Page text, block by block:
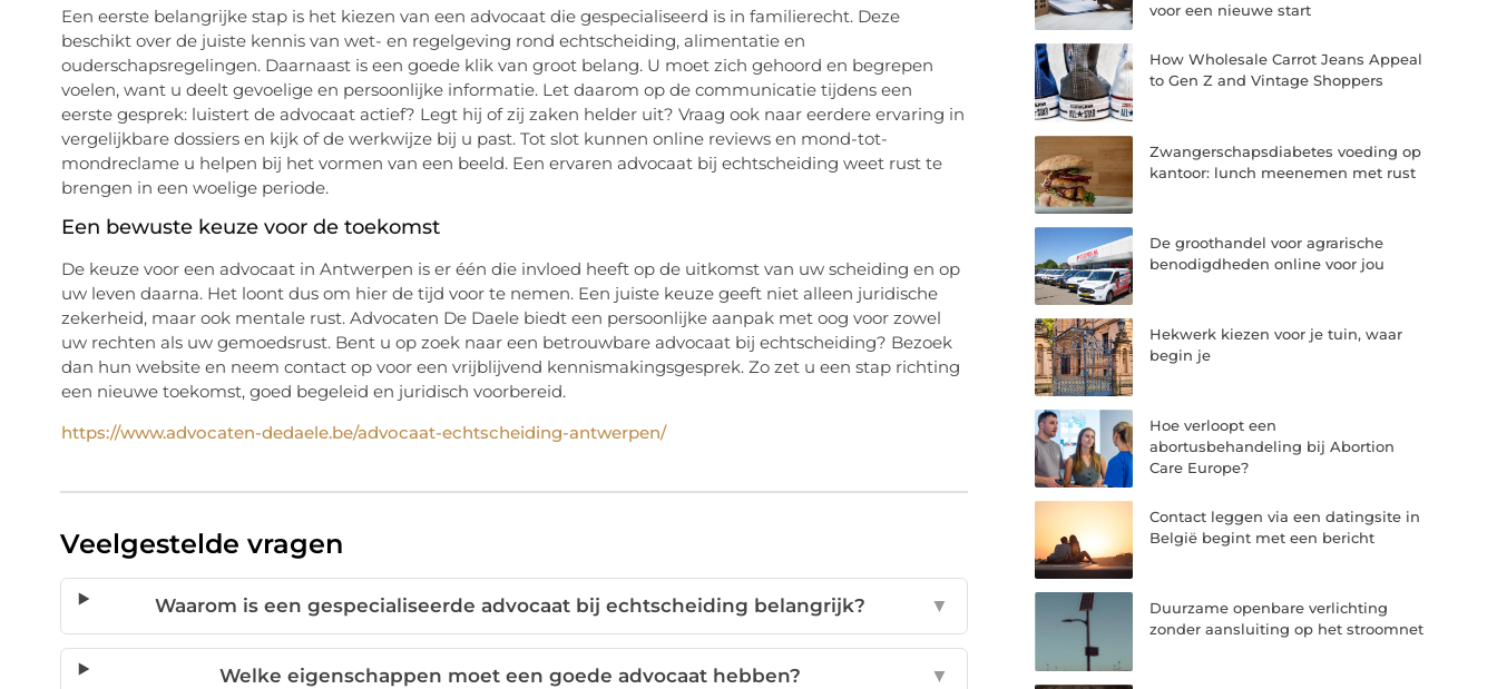
Een eerste belangrijke stap is het kiezen van een advocaat die gespecialiseerd is in familierecht. Deze
beschikt over de juiste kennis van wet- en regelgeving rond echtscheiding, alimentatie en
ouderschapsregelingen. Daarnaast is een goede klik van groot belang. U moet zich gehoord en begrepen
voelen, want u deelt gevoelige en persoonlijke informatie. Let daarom op de communicatie tijdens een
eerste gesprek: luistert de advocaat actief? Legt hij of zij zaken helder uit? Vraag ook naar eerdere ervaring in
vergelijkbare dossiers en kijk of de werkwijze bij u past. Tot slot kunnen online reviews en mond-tot-
mondreclame u helpen bij het vormen van een beeld. Een ervaren advocaat bij echtscheiding weet rust te
brengen in een woelige periode.
Een bewuste keuze voor de toekomst
De keuze voor een advocaat in Antwerpen is er één die invloed heeft op de uitkomst van uw scheiding en op
uw leven daarna. Het loont dus om hier de tijd voor te nemen. Een juiste keuze geeft niet alleen juridische
zekerheid, maar ook mentale rust. Advocaten De Daele biedt een persoonlijke aanpak met oog voor zowel
uw rechten als uw gemoedsrust. Bent u op zoek naar een betrouwbare advocaat bij echtscheiding? Bezoek
dan hun website en neem contact op voor een vrijblijvend kennismakingsgesprek. Zo zet u een stap richting
een nieuwe toekomst, goed begeleid en juridisch voorbereid.
https://www.advocaten-dedaele.be/advocaat-echtscheiding-antwerpen/
Veelgestelde vragen
Waarom is een gespecialiseerde advocaat bij echtscheiding belangrijk? ▼
Welke eigenschappen moet een goede advocaat hebben? ▼
voor een nieuwe start
How Wholesale Carrot Jeans Appeal
to Gen Z and Vintage Shoppers
Zwangerschapsdiabetes voeding op
kantoor: lunch meenemen met rust
De groothandel voor agrarische
benodigdheden online voor jou
Hekwerk kiezen voor je tuin, waar
begin je
Hoe verloopt een
abortusbehandeling bij Abortion
Care Europe?
Contact leggen via een datingsite in
België begint met een bericht
Duurzame openbare verlichting
zonder aansluiting op het stroomnet